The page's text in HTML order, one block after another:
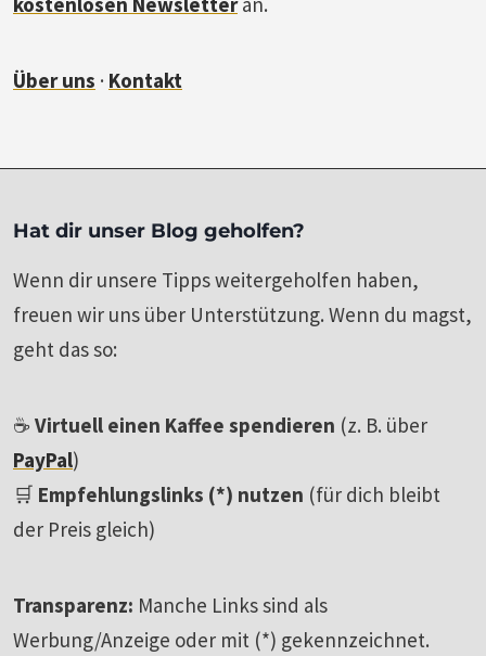
Über uns · Kontakt
Hat dir unser Blog geholfen?
Wenn dir unsere Tipps weitergeholfen haben,
freuen wir uns über Unterstützung. Wenn du magst,
geht das so:
☕ Virtuell einen Kaffee spendieren (z. B. über
PayPal)
🛒 Empfehlungslinks (*) nutzen (für dich bleibt
der Preis gleich)
Transparenz: Manche Links sind als
Werbung/Anzeige oder mit (*) gekennzeichnet.